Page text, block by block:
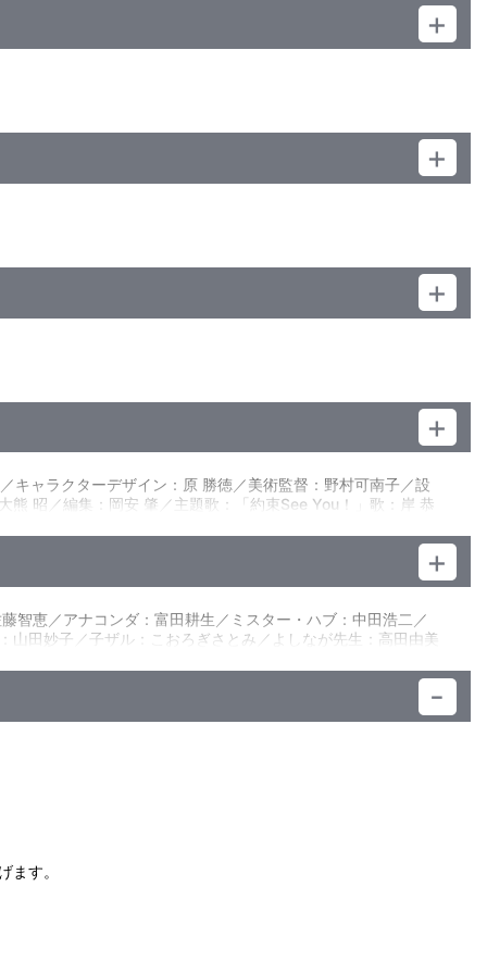
。変なオカマにオラが誘拐されて、オラにそっくりのスンノ
キャラクターデザイン：原 勝徳／美術監督：野村可南子／設
昭／編集：岡安 肇／主題歌：「約束See You！」歌：岸 恭
智恵／アナコンダ：富田耕生／ミスター・ハブ：中田浩二／
田妙子／子ザル：こおろぎさとみ／よしなが先生：高田由美
ます。